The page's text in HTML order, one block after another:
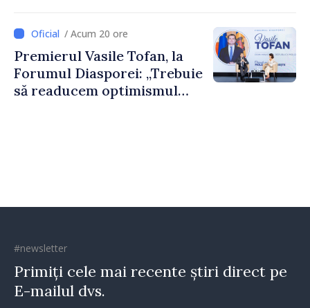
dumneavoastră pentru a
construi comunități mai
puternice”
/ Acum 20 ore
Premierul Vasile Tofan, la
Forumul Diasporei: „Trebuie
să readucem optimismul
#newsletter
Primiți cele mai recente știri direct pe
E-mailul dvs.